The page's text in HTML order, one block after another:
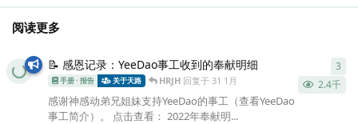
阅读更多
📝 感恩记录：YeeDao事工收到的奉献明细
手册 · 报告 关于天路 HRJH回复于 31 1月 2.4千
感谢神感动弟兄姐妹支持YeeDao的事工（查看YeeDao
事工简介）。 点击查看： 2022年奉献明...
3